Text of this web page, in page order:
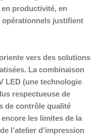
productivité, en
opérationnels justifient
vers des solutions
La combinaison
LED (une technologie
respectueuse de
de contrôle qualité
les limites de la
l’atelier d’impression